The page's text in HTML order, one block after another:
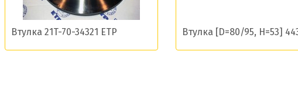
Втулка 21T-70-34321 ETP Втулка [D=80/95, H=53]